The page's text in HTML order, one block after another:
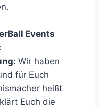
Events
Wir haben
für Euch
heißt
Euch die